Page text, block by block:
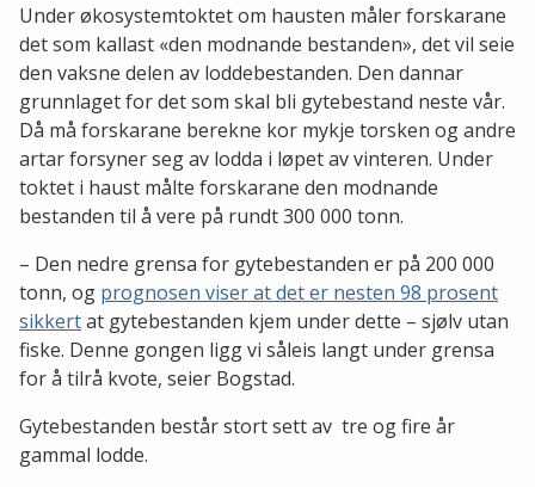
Under økosystemtoktet om hausten måler forskarane
det som kallast «den modnande bestanden», det vil seie
den vaksne delen av loddebestanden. Den dannar
grunnlaget for det som skal bli gytebestand neste vår.
Då må forskarane berekne kor mykje torsken og andre
artar forsyner seg av lodda i løpet av vinteren. Under
toktet i haust målte forskarane den modnande
bestanden til å vere på rundt 300 000 tonn.
– Den nedre grensa for gytebestanden er på 200 000
tonn, og prognosen viser at det er nesten 98 prosent
sikkertat gytebestanden kjem under dette – sjølv utan
fiske. Denne gongen ligg vi såleis langt under grensa
for å tilrå kvote, seier Bogstad.
Gytebestanden består stort sett av tre og fire år
gammal lodde.